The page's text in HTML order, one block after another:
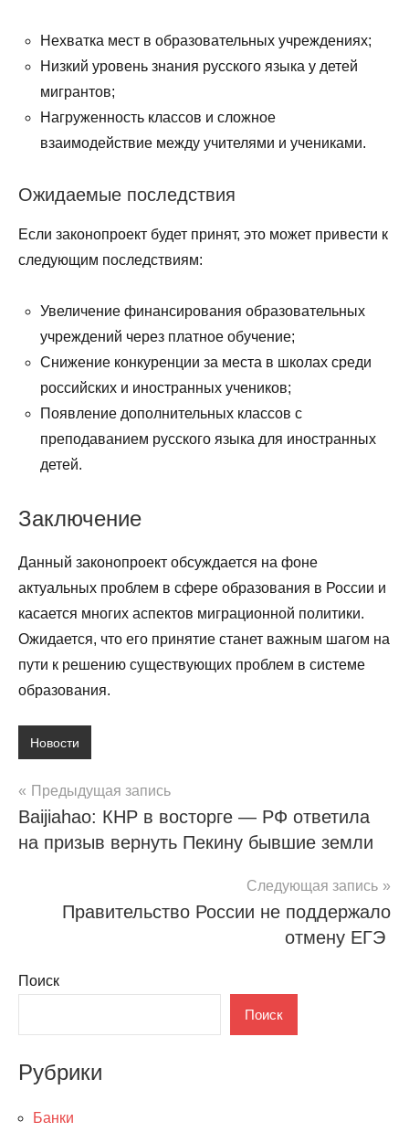
Нехватка мест в образовательных учреждениях;
Низкий уровень знания русского языка у детей
мигрантов;
Нагруженность классов и сложное
взаимодействие между учителями и учениками.
Ожидаемые последствия
Если законопроект будет принят, это может привести к
следующим последствиям:
Увеличение финансирования образовательных
учреждений через платное обучение;
Снижение конкуренции за места в школах среди
российских и иностранных учеников;
Появление дополнительных классов с
преподаванием русского языка для иностранных
детей.
Заключение
Данный законопроект обсуждается на фоне
актуальных проблем в сфере образования в России и
касается многих аспектов миграционной политики.
Ожидается, что его принятие станет важным шагом на
пути к решению существующих проблем в системе
образования.
Новости
Навигация
по
записям
Предыдущая запись
Baijiahao: КНР в восторге — РФ ответила
на призыв вернуть Пекину бывшие земли
Следующая запись
Правительство России не поддержало
отмену ЕГЭ
Поиск
Поиск
Рубрики
Банки